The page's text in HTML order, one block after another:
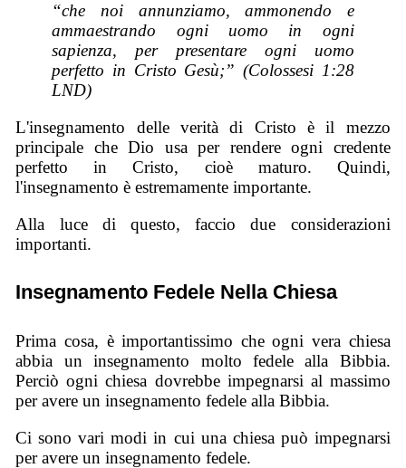
“che noi annunziamo, ammonendo e
ammaestrando ogni uomo in ogni
sapienza, per presentare ogni uomo
perfetto in Cristo Gesù;” (Colossesi 1:28
LND)
L'insegnamento delle verità di Cristo è il mezzo
principale che Dio usa per rendere ogni credente
perfetto in Cristo, cioè maturo. Quindi,
l'insegnamento è estremamente importante.
Alla luce di questo, faccio due considerazioni
importanti.
Insegnamento Fedele Nella Chiesa
Prima cosa, è importantissimo che ogni vera chiesa
abbia un insegnamento molto fedele alla Bibbia.
Perciò ogni chiesa dovrebbe impegnarsi al massimo
per avere un insegnamento fedele alla Bibbia.
Ci sono vari modi in cui una chiesa può impegnarsi
per avere un insegnamento fedele.